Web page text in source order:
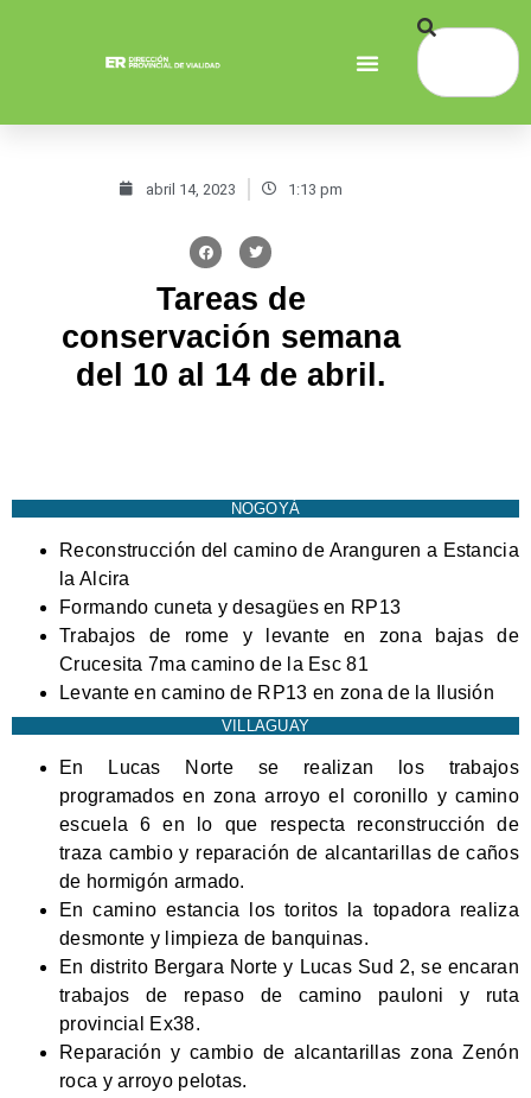
abril 14, 2023 1:13 pm
Tareas de
conservación semana
del 10 al 14 de abril.
NOGOYÁ
Reconstrucción del camino de Aranguren a Estancia
la Alcira
Formando cuneta y desagües en RP13
Trabajos de rome y levante en zona bajas de
Crucesita 7ma camino de la Esc 81
Levante en camino de RP13 en zona de la Ilusión
VILLAGUAY
En Lucas Norte se realizan los trabajos
programados en zona arroyo el coronillo y camino
escuela 6 en lo que respecta reconstrucción de
traza cambio y reparación de alcantarillas de caños
de hormigón armado.
En camino estancia los toritos la topadora realiza
desmonte y limpieza de banquinas.
En distrito Bergara Norte y Lucas Sud 2, se encaran
trabajos de repaso de camino pauloni y ruta
provincial Ex38.
Reparación y cambio de alcantarillas zona Zenón
roca y arroyo pelotas.